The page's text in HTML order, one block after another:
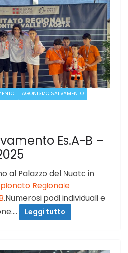
AGONISMO SALVAMENTO
Es.A-B –
al Palazzo del Nuoto in
Regionale
.Numerosi podi individuali e
Leggi tutto